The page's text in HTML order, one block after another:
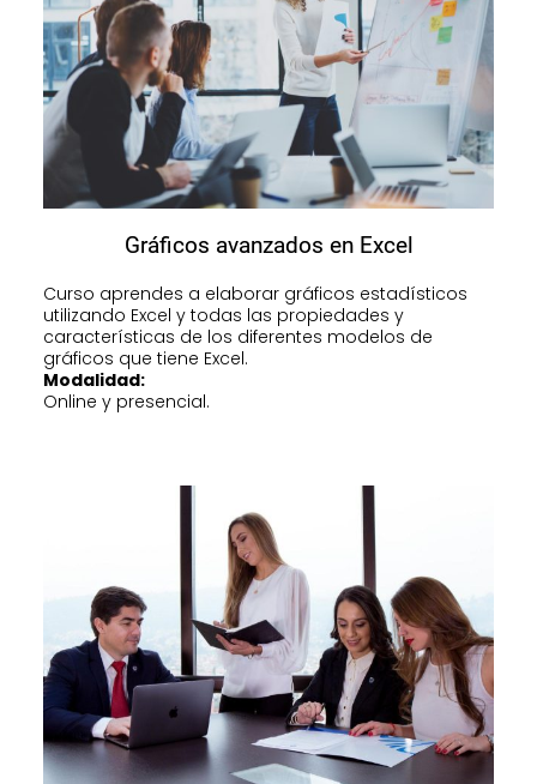
Gráficos avanzados en Excel
Curso aprendes a elaborar gráficos estadísticos
utilizando Excel y todas las propiedades y
características de los diferentes modelos de
gráficos que tiene Excel.
Modalidad:
Online y presencial.